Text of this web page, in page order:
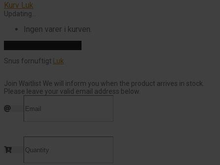
Kurv Luk
Updating…
Ingen varer i kurven.
Snus fornuftigt Luk
Join Waitlist We will inform you when the product arrives in stock.
Please leave your valid email address below.